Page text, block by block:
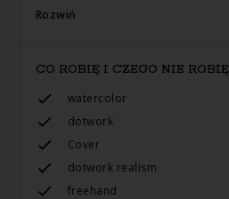
Rozwiń
CO ROBIĘ I CZEGO NIE ROBIĘ
watercolor
dotwork
Cover
dotwork realism
freehand